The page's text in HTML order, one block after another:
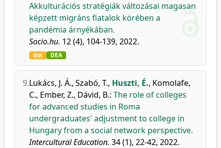
Akkulturációs stratégiák változásai magasan
képzett migráns fiatalok körében a
pandémia árnyékában.
Socio.hu. 12 (4), 104-139, 2022.
doi DEA
9.Lukács, J. Á., Szabó, T., Huszti, É., Komolafe,
C., Ember, Z., Dávid, B.: The role of colleges
for advanced studies in Roma
undergraduates' adjustment to college in
Hungary from a social network perspective.
Intercultural Education. 34 (1), 22-42, 2022.